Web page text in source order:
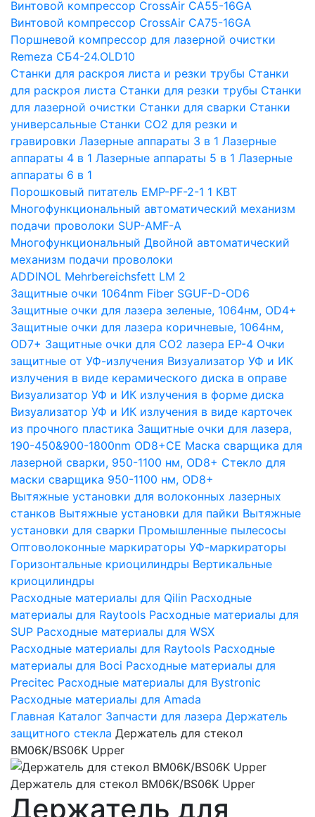
Винтовой компрессор CrossAir CA55-16GA
Винтовой компрессор CrossAir CA75-16GA
Поршневой компрессор для лазерной очистки
Remeza СБ4-24.OLD10
Станки для раскроя листа и резки трубы Станки
для раскроя листа Станки для резки трубы Станки
для лазерной очистки Станки для сварки Станки
универсальные Станки СО2 для резки и
гравировки Лазерные аппараты 3 в 1 Лазерные
аппараты 4 в 1 Лазерные аппараты 5 в 1 Лазерные
аппараты 6 в 1
Порошковый питатель EMP-PF-2-1 1 КВТ
Многофункциональный автоматический механизм
подачи проволоки SUP-AMF-A
Многофункциональный Двойной автоматический
механизм подачи проволоки
ADDINOL Mehrbereichsfett LM 2
Защитные очки 1064nm Fiber SGUF-D-OD6
Защитные очки для лазера зеленые, 1064нм, OD4+
Защитные очки для лазера коричневые, 1064нм,
OD7+ Защитные очки для CO2 лазера EP-4 Очки
защитные от УФ-излучения Визуализатор УФ и ИК
излучения в виде керамического диска в оправе
Визуализатор УФ и ИК излучения в форме диска
Визуализатор УФ и ИК излучения в виде карточек
из прочного пластика Защитные очки для лазера,
190-450&900-1800nm OD8+CE Маска сварщика для
лазерной сварки, 950-1100 нм, OD8+ Стекло для
маски сварщика 950-1100 нм, OD8+
Вытяжные установки для волоконных лазерных
станков Вытяжные установки для пайки Вытяжные
установки для сварки Промышленные пылесосы
Оптоволоконные маркираторы УФ-маркираторы
Горизонтальные криоцилиндры Вертикальные
криоцилиндры
Расходные материалы для Qilin Расходные
материалы для Raytools Расходные материалы для
SUP Расходные материалы для WSX
Расходные материалы для Raytools Расходные
материалы для Boci Расходные материалы для
Precitec Расходные материалы для Bystronic
Расходные материалы для Amada
Главная Каталог Запчасти для лазера Держатель
защитного стекла Держатель для стекол
BM06K/BS06K Upper
Держатель для